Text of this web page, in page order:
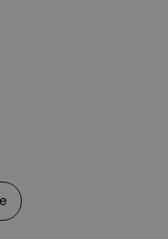
können. Dies
noch die
Polyester.